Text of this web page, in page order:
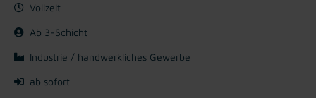
Vollzeit
Ab 3-Schicht
Industrie / handwerkliches Gewerbe
ab sofort